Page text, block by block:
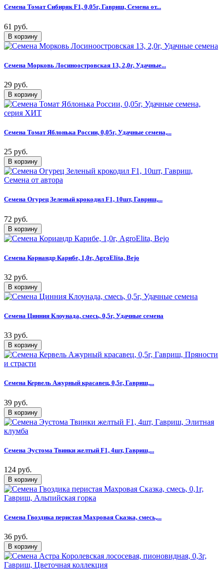
Семена Томат Сибиряк F1, 0,05г, Гавриш, Семена от...
61 руб.
Семена Морковь Лосиноостровская 13, 2,0г, Удачные...
29 руб.
Семена Томат Яблонька России, 0,05г, Удачные семена,...
25 руб.
Семена Огурец Зеленый крокодил F1, 10шт, Гавриш,...
72 руб.
Семена Кориандр Карибе, 1,0г, AgroElita, Bejo
32 руб.
Семена Цинния Клоунада, смесь, 0,5г, Удачные семена
33 руб.
Семена Кервель Ажурный красавец, 0,5г, Гавриш,...
39 руб.
Семена Эустома Твинки желтый F1, 4шт, Гавриш,...
124 руб.
Семена Гвоздика перистая Махровая Сказка, смесь,...
36 руб.